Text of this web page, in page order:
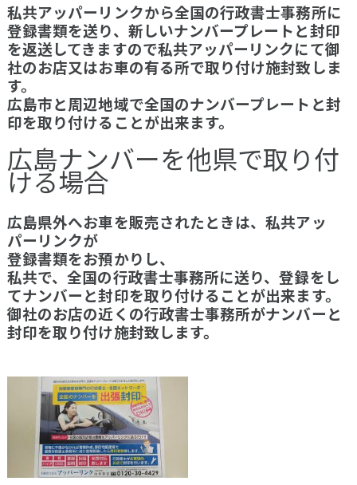
私共アッパーリンクから全国の行政書士事務所に
登録書類を送り、新しいナンバープレートと封印
を返送してきますので私共アッパーリンクにて御
社のお店又はお車の有る所で取り付け施封致しま
す。
広島市と周辺地域で全国のナンバープレートと封
印を取り付けることが出来ます。
広島ナンバーを他県で取り付
ける場合
広島県外へお車を販売されたときは、私共アッ
パーリンクが
登録書類をお預かりし、
私共で、全国の行政書士事務所に送り、登録をし
てナンバーと封印を取り付けることが出来ます。
御社のお店の近くの行政書士事務所がナンバーと
封印を取り付け施封致します。